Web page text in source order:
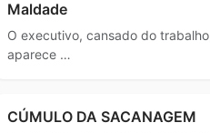
Maldade
O executivo, cansado do
aparece …
CÚMULO DA SACANAGEM